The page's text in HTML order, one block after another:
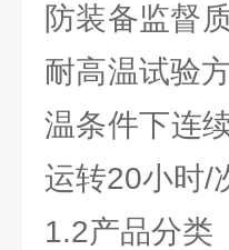
防装备监督
耐高温试验
温条件下连
运转20小时/
1.2产品分类